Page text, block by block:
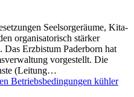
Seelsorgeräume, Kita-
organisatorisch stärker
Das Erzbistum Paderborn hat
vorgestellt. Die
(Leitung…